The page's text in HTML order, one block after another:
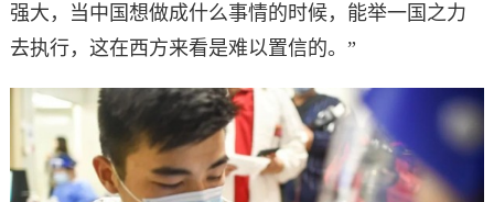
强大，当中国想做成什么事情的时候，能举一国之力
去执行，这在西方来看是难以置信的。”